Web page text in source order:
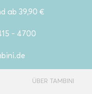
ab 39,90 €
- 4700
ÜBER TAMBINI